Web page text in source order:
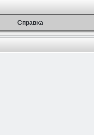
Справка